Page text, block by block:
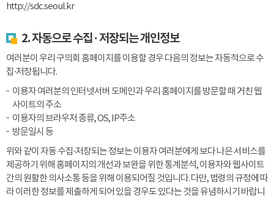
http://sdc.seoul.kr
2. 자동으로 수집 · 저장되는 개인정보
여러분이 우리 구의회 홈페이지를 이용할 경우 다음의 정보는 자동적으로 수
집·저장됩니다.
이용자 여러분의 인터넷서버 도메인과 우리 홈페이지를 방문할 때 거친 웹
사이트의 주소
이용자의 브라우저 종류, OS, IP주소
방문일시 등
위와 같이 자동 수집·저장되는 정보는 이용자 여러분에게 보다 나은 서비스를
제공하기 위해 홈페이지의 개선과 보완을 위한 통계분석, 이용자와 웹사이트
간의 원활한 의사소통 등을 위해 이용되어질 것입니다. 다만, 법령의 규정에 따
라 이러한 정보를 제출하게 되어 있을 경우도 있다는 것을 유념하시기 바랍니